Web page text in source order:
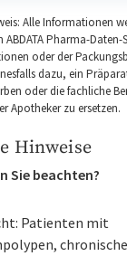
Alle Informationen
ABDATA Pharma-Daten-
oder der
dazu, ein
oder die fachliche
Apotheker zu ersetzen.
Hinweise
Sie beachten?
Patienten mit